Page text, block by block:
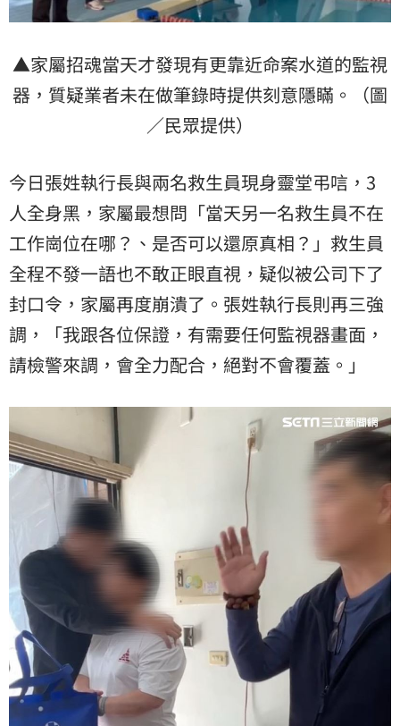
▲家屬招魂當天才發現有更靠近命案水道的監視
器 ，質疑業者未在做筆錄時提供刻意隱瞞。（圖
／民眾提供）
今日張姓執行長與兩名救生員現身靈堂弔唁，3
人全身黑，家屬最想問「當天另一名救生員不在
工作崗位在哪？、是否可以還原真相？」救生員
全程不發一語也不敢正眼直視，疑似被公司下了
封口令，家屬再度崩潰了。張姓執行長則再三強
調，「我跟各位保證，有需要任何監視器畫面，
請檢警來調，會全力配合，絕對不會覆蓋。」